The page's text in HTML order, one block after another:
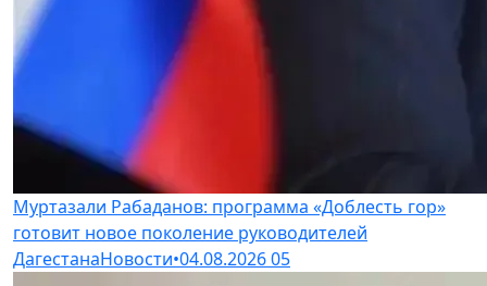
Муртазали Рабаданов: программа «Доблесть гор»
готовит новое поколение руководителей
ДагестанаНовости•04.08.202605